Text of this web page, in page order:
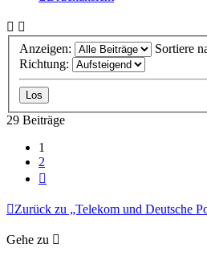
Anzeigen:
Sortiere
Richtung:
29 Beiträge
1
2
Zurück zu „Telekom und Deutsche
Gehe zu